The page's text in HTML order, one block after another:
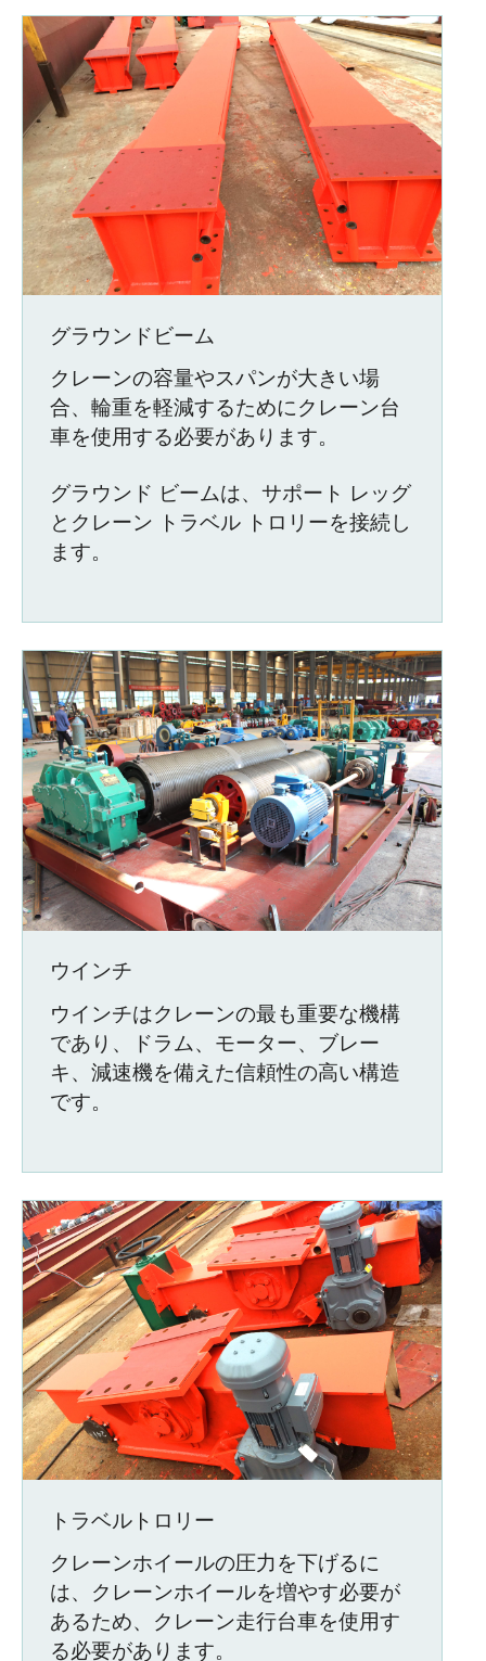
グラウンドビーム
クレーンの容量やスパンが大きい場
合、輪重を軽減するためにクレーン台
車を使用する必要があります。
グラウンド ビームは、サポート レッグ
とクレーン トラベル トロリーを接続し
ます。
ウインチ
ウインチはクレーンの最も重要な機構
であり、ドラム、モーター、ブレー
キ、減速機を備えた信頼性の高い構造
です。
トラベルトロリー
クレーンホイールの圧力を下げるに
は、クレーンホイールを増やす必要が
あるため、クレーン走行台車を使用す
る必要があります。